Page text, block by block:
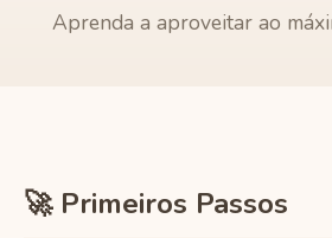
Aprenda a aproveitar ao
🚀 Primeiros Passos